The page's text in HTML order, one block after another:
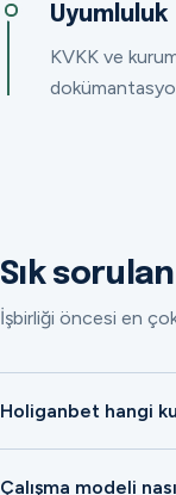
Uyumluluk
KVKK ve
Sık
İşbirliği öncesi en
Holiganbet hangi
Çalışma modeli